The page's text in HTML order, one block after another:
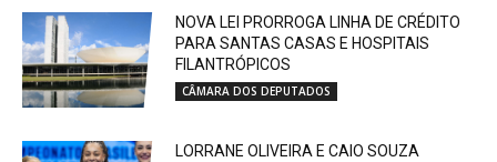
NOVA LEI PRORROGA LINHA DE CRÉDITO
PARA SANTAS CASAS E HOSPITAIS
FILANTRÓPICOS
CÂMARA DOS DEPUTADOS
LORRANE OLIVEIRA E CAIO SOUZA